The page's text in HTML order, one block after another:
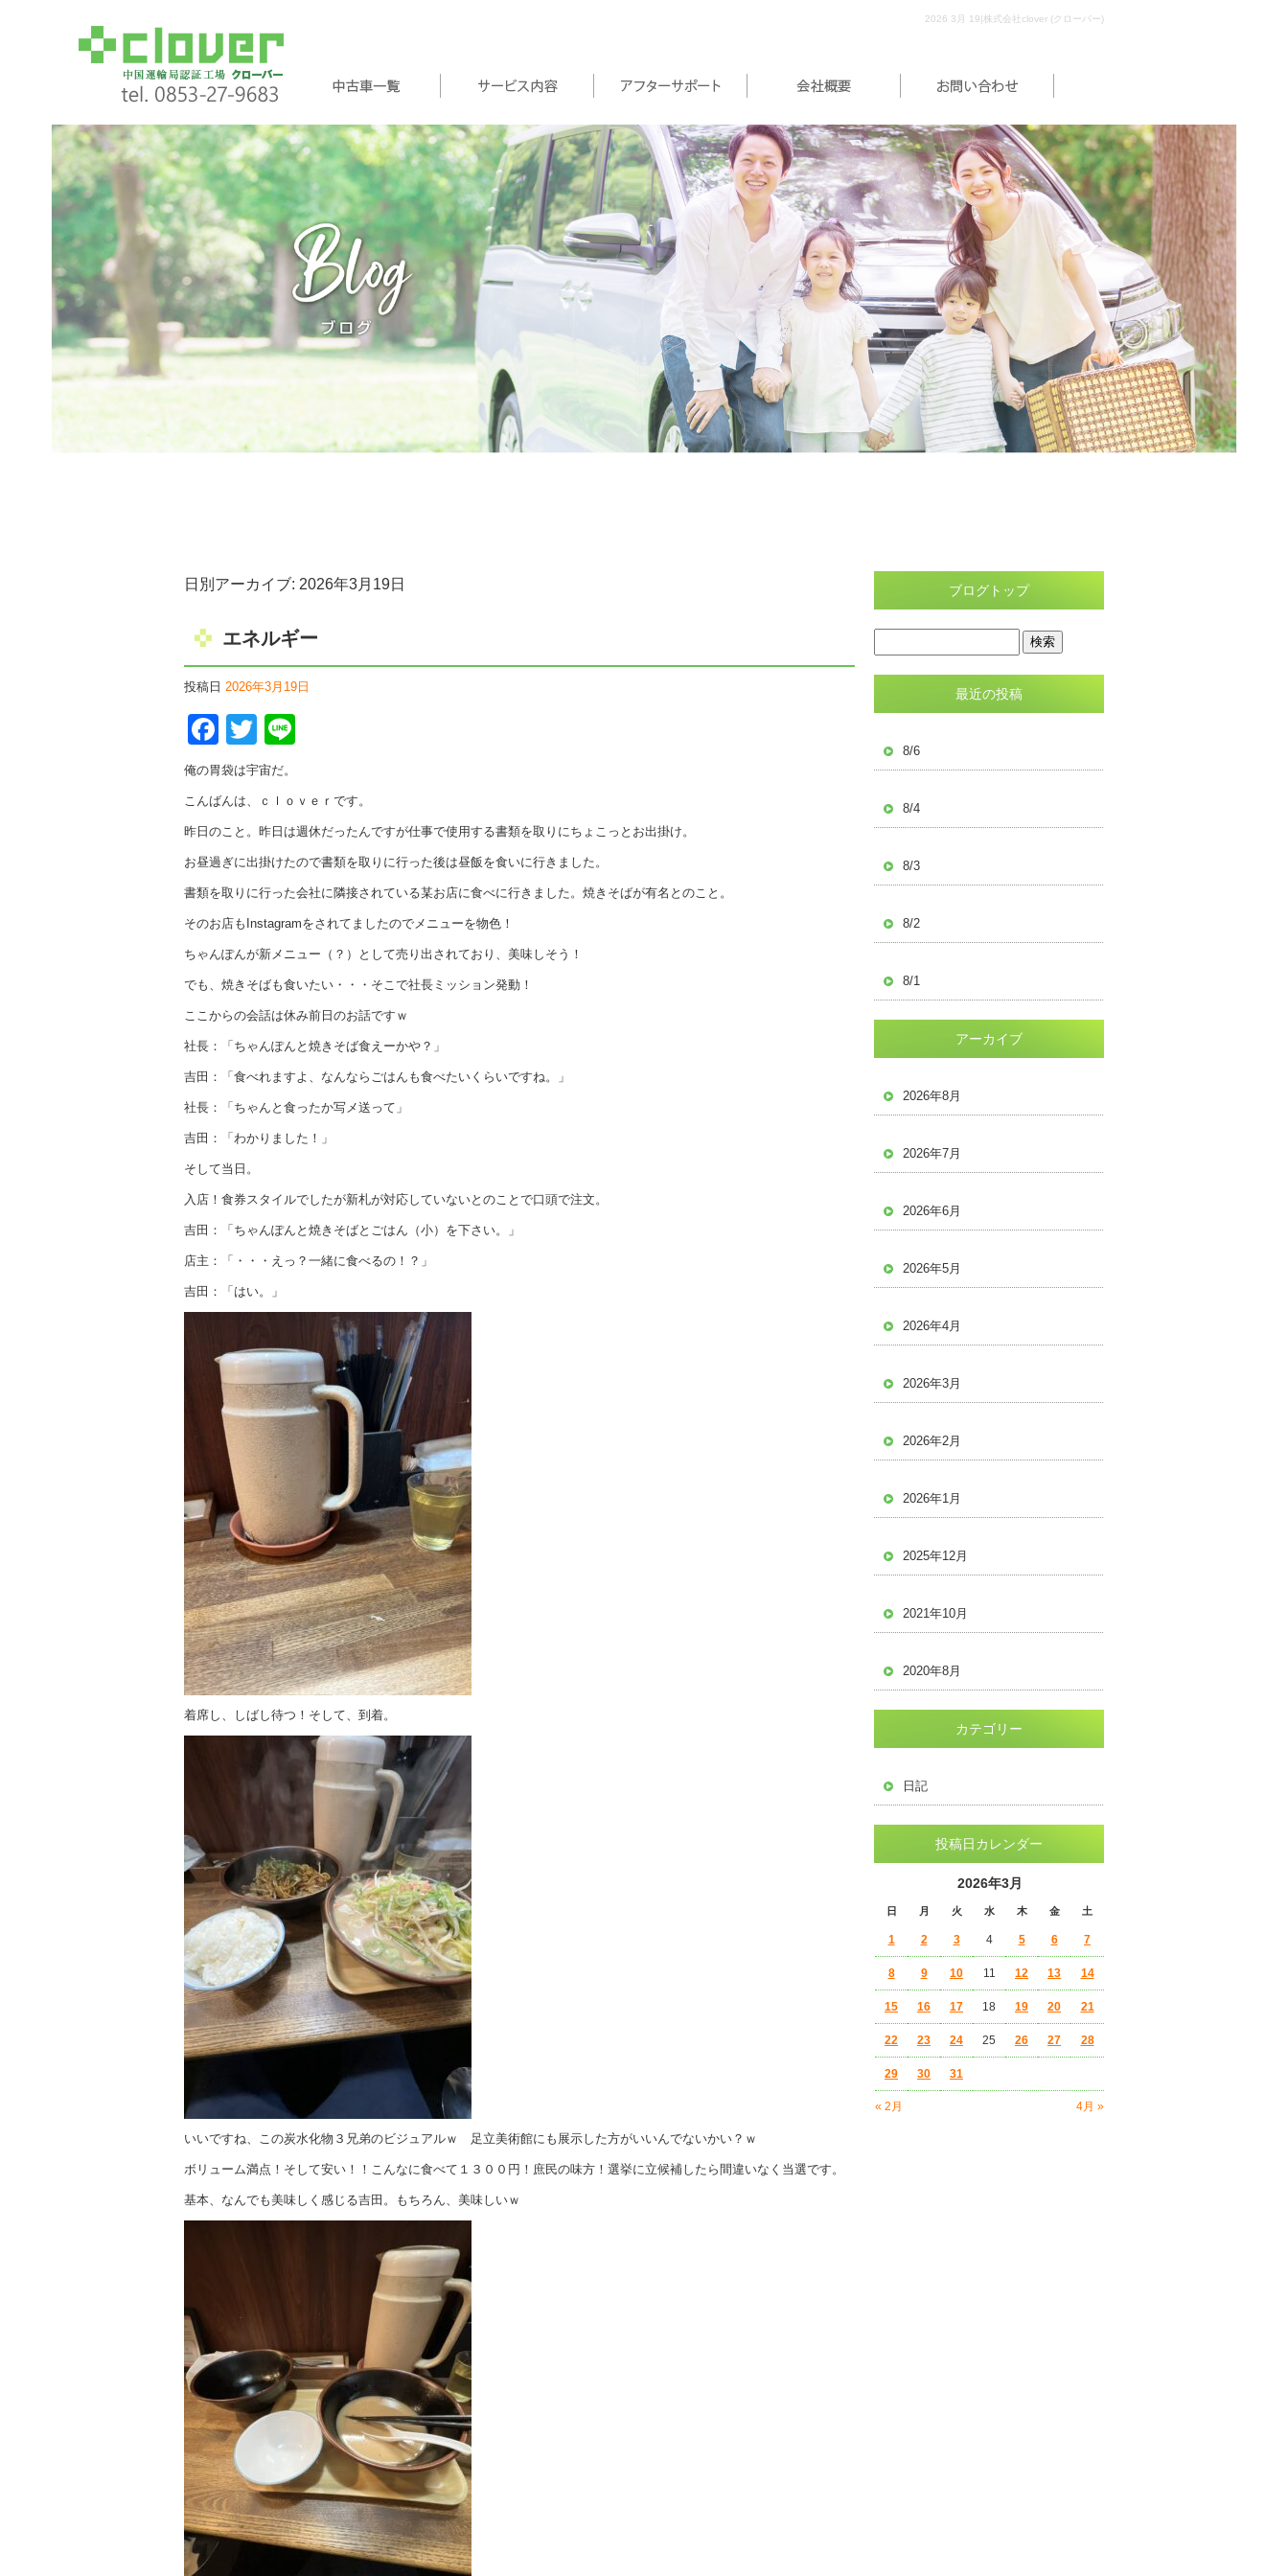
2026 3月 19|株式会社clover (クローバー)
日別アーカイブ: 2026年3月19日
エネルギー
投稿日 2026年3月19日
Facebook
Twitter
俺の胃袋は宇宙だ。
こんばんは、ｃｌｏｖｅｒです。
昨日のこと。昨日は週休だったんですが仕事で使用する書類を取りにちょこっとお出掛け。
お昼過ぎに出掛けたので書類を取りに行った後は昼飯を食いに行きました。
書類を取りに行った会社に隣接されている某お店に食べに行きました。焼きそばが有名とのこと。
そのお店もInstagramをされてましたのでメニューを物色！
ちゃんぽんが新メニュー（？）として売り出されており、美味しそう！
でも、焼きそばも食いたい・・・そこで社長ミッション発動！
ここからの会話は休み前日のお話ですｗ
社長：「ちゃんぽんと焼きそば食えーかや？」
吉田：「食べれますよ、なんならごはんも食べたいくらいですね。」
社長：「ちゃんと食ったか写メ送って」
吉田：「わかりました！」
そして当日。
入店！食券スタイルでしたが新札が対応していないとのことで口頭で注文。
吉田：「ちゃんぽんと焼きそばとごはん（小）を下さい。」
店主：「・・・えっ？一緒に食べるの！？」
吉田：「はい。」
着席し、しばし待つ！そして、到着。
いいですね、この炭水化物３兄弟のビジュアルｗ 足立美術館にも展示した方がいいんでないかい？ｗ
ボリューム満点！そして安い！！こんなに食べて１３００円！庶民の味方！選挙に立候補したら間違いなく当選です。
基本、なんでも美味しく感じる吉田。もちろん、美味しいｗ
ブログトップ
最近の投稿
8/6
8/4
8/3
8/2
8/1
アーカイブ
2026年8月
2026年7月
2026年6月
2026年5月
2026年4月
2026年3月
2026年2月
2026年1月
2025年12月
2021年10月
2020年8月
カテゴリー
日記
投稿日カレンダー
2026年3月
日 月 火 水 木 金 土
« 2月 4月 »
1 2 3 4 5 6 7
8 9 10 11 12 13 14
15 16 17 18 19 20 21
22 23 24 25 26 27 28
29 30 31